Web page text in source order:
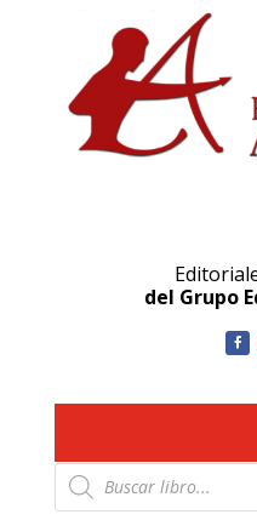
del Grupo
Búsqueda
de
productos